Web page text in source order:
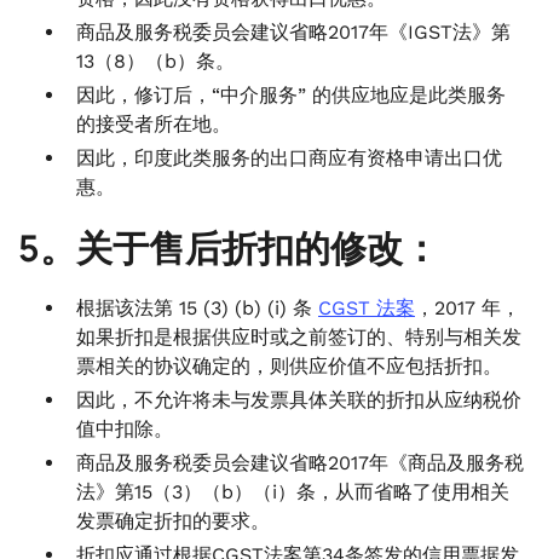
商品及服务税委员会建议省略2017年《IGST法》第
13（8）（b）条。
因此，修订后，“中介服务” 的供应地应是此类服务
的接受者所在地。
因此，印度此类服务的出口商应有资格申请出口优
惠。
5。关于售后折扣的修改：
根据该法第 15 (3) (b) (i) 条 CGST 法案 ，2017 年，
如果折扣是根据供应时或之前签订的、特别与相关发
票相关的协议确定的，则供应价值不应包括折扣。
因此，不允许将未与发票具体关联的折扣从应纳税价
值中扣除。
商品及服务税委员会建议省略2017年《商品及服务税
法》第15（3）（b）（i）条，从而省略了使用相关
发票确定折扣的要求。